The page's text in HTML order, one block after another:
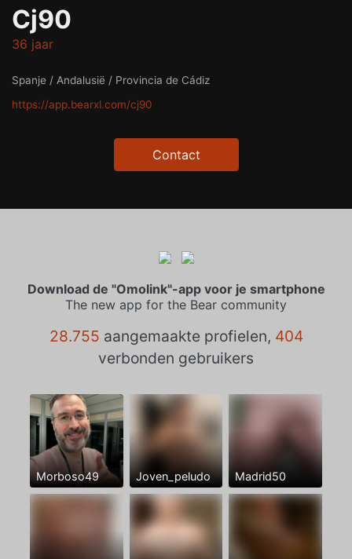
Cj90
36 jaar
Spanje / Andalusië / Provincia de Cádiz
https://app.bearxl.com/cj90
Contact
Download de "Omolink"-app voor je smartphone
The new app for the Bear community
28.755 aangemaakte profielen, 404
verbonden gebruikers
Morboso49 Joven_peludo Madrid50